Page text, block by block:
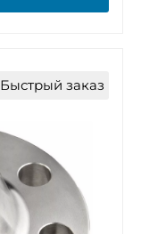
Быстрый заказ